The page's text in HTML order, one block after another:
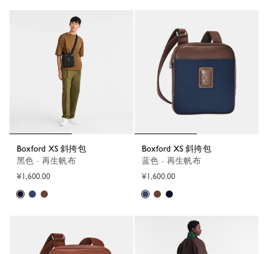
Boxford XS 斜挎包
黑色 - 再生帆布
¥1,600.00
Boxford XS 斜挎包
蓝色 - 再生帆布
¥1,600.00